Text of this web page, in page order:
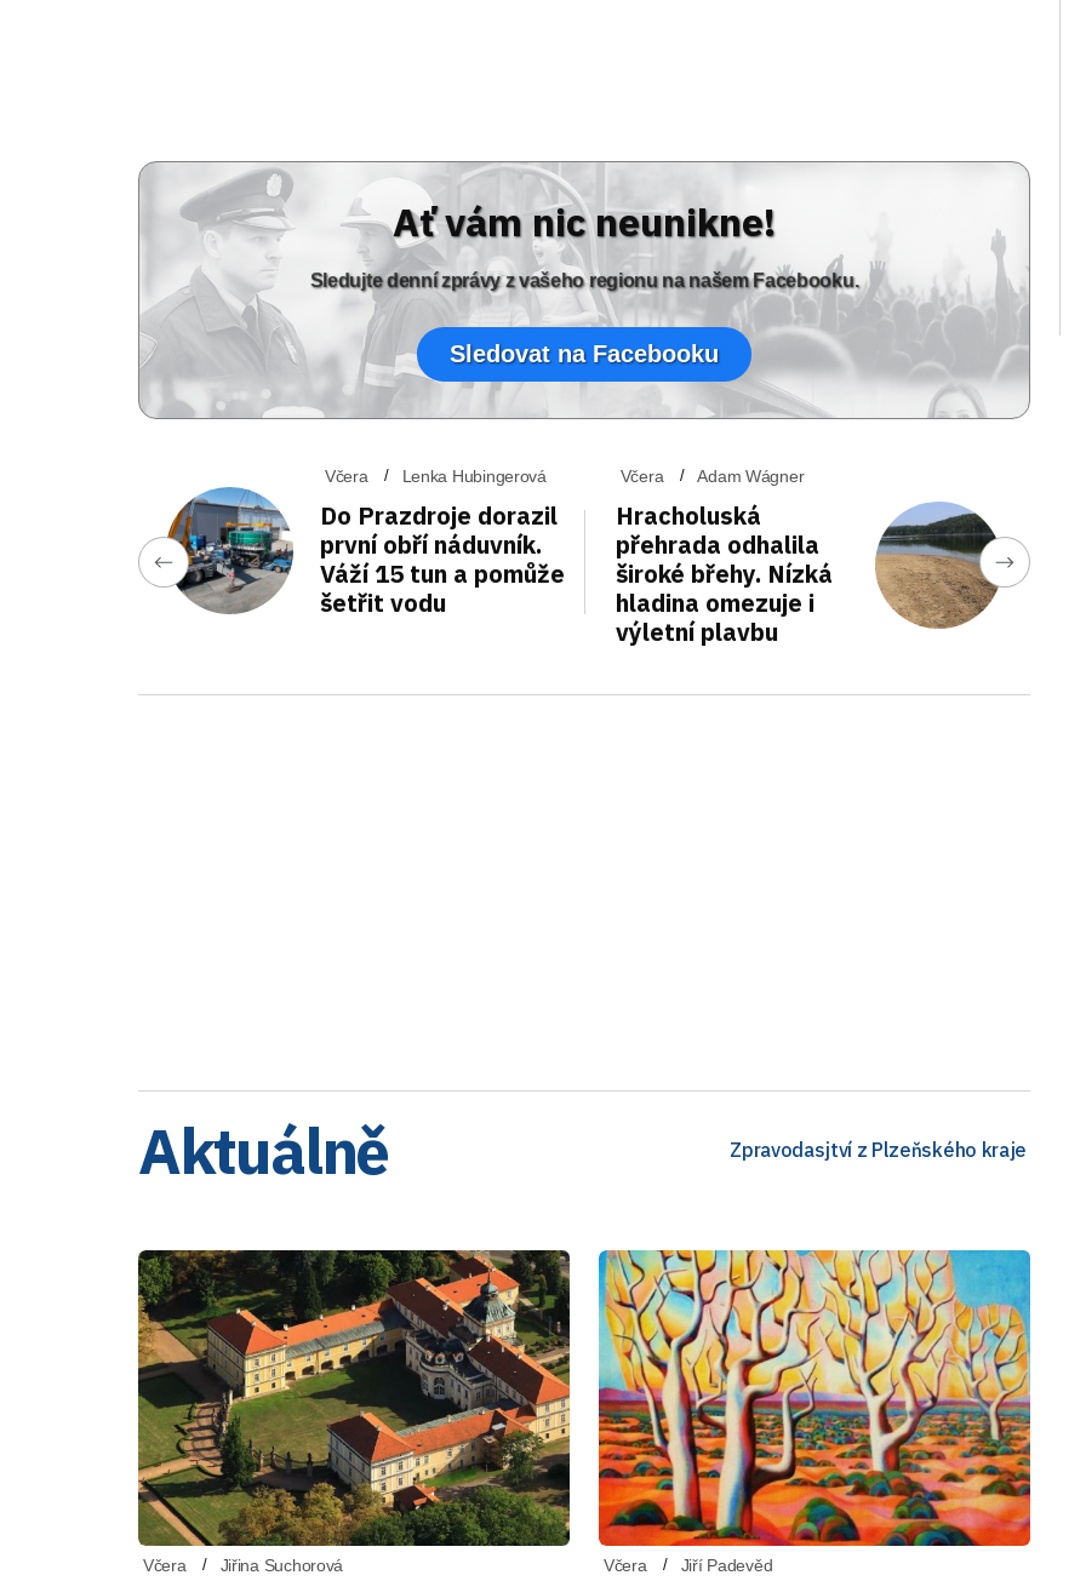
Ať vám nic neunikne!
Sledujte denní zprávy z vašeho regionu na našem Facebooku.
Sledovat na Facebooku
Včera Lenka Hubingerová
Do Prazdroje dorazil
první obří náduvník.
Váží 15 tun a pomůže
šetřit vodu
Včera Adam Wágner
Hracholuská
přehrada odhalila
široké břehy. Nízká
hladina omezuje i
výletní plavbu
Aktuálně Zpravodasjtví z Plzeňského kraje
Včera Jiřina Suchorová Včera Jiří Padevěd